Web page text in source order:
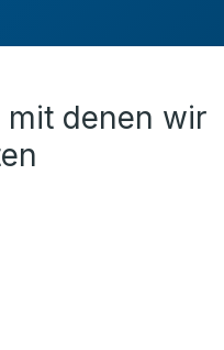
mit denen wir